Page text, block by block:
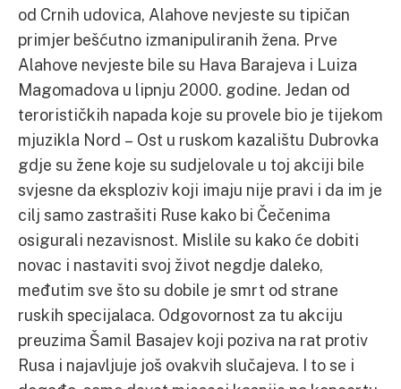
od Crnih udovica, Alahove nevjeste su tipičan
primjer bešćutno izmanipuliranih žena. Prve
Alahove nevjeste bile su Hava Barajeva i Luiza
Magomadova u lipnju 2000. godine. Jedan od
terorističkih napada koje su provele bio je tijekom
mjuzikla Nord – Ost u ruskom kazalištu Dubrovka
gdje su žene koje su sudjelovale u toj akciji bile
svjesne da eksploziv koji imaju nije pravi i da im je
cilj samo zastrašiti Ruse kako bi Čečenima
osigurali nezavisnost. Mislile su kako će dobiti
novac i nastaviti svoj život negdje daleko,
međutim sve što su dobile je smrt od strane
ruskih specijalaca. Odgovornost za tu akciju
preuzima Šamil Basajev koji poziva na rat protiv
Rusa i najavljuje još ovakvih slučajeva. I to se i